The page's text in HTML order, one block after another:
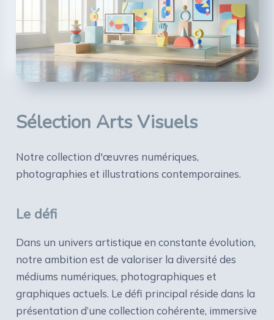
Sélection Arts Visuels
Notre collection d'œuvres numériques,
photographies et illustrations contemporaines.
Le défi
Dans un univers artistique en constante évolution,
notre ambition est de valoriser la diversité des
médiums numériques, photographiques et
graphiques actuels. Le défi principal réside dans la
présentation d’une collection cohérente, immersive